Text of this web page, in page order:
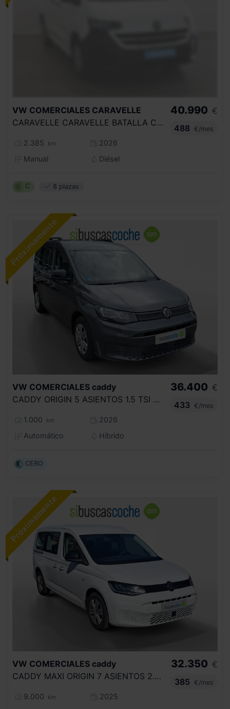
VW COMERCIALES CARAVELLE
CARAVELLE CARAVELLE BATALLA CORTA 2.0 TDI 81 KW (110 CV) 6 VEL.
2.385 km
2026
Manual
Diésel
40.990 €
488
€/mes
C 8 plazas
VW COMERCIALES caddy
CADDY ORIGIN 5 ASIENTOS 1.5 TSI HYBRID 85 KW (116 CV) / 85 KW (116 CV) DSG 6 VEL.
1.000 km
2026
Automático
Híbrido
36.400 €
433
€/mes
CERO
VW COMERCIALES caddy
CADDY MAXI ORIGIN 7 ASIENTOS 2.0 TDI 90 KW (122 CV) DSG 7 VEL.
9.000 km
2025
32.350 €
385
€/mes